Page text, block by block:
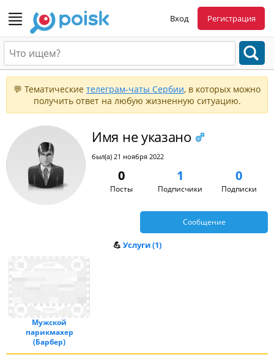
Вход Регистрация
💬 Тематические телеграм-чаты Сербии, в которых можно
получить ответ на любую жизненную ситуацию.
Имя не указано
был(а) 21 ноября 2022
0
Посты
1
Подписчики
0
Подписки
Сообщение
💪 Услуги (1)
Мужской
парикмахер
(Барбер)